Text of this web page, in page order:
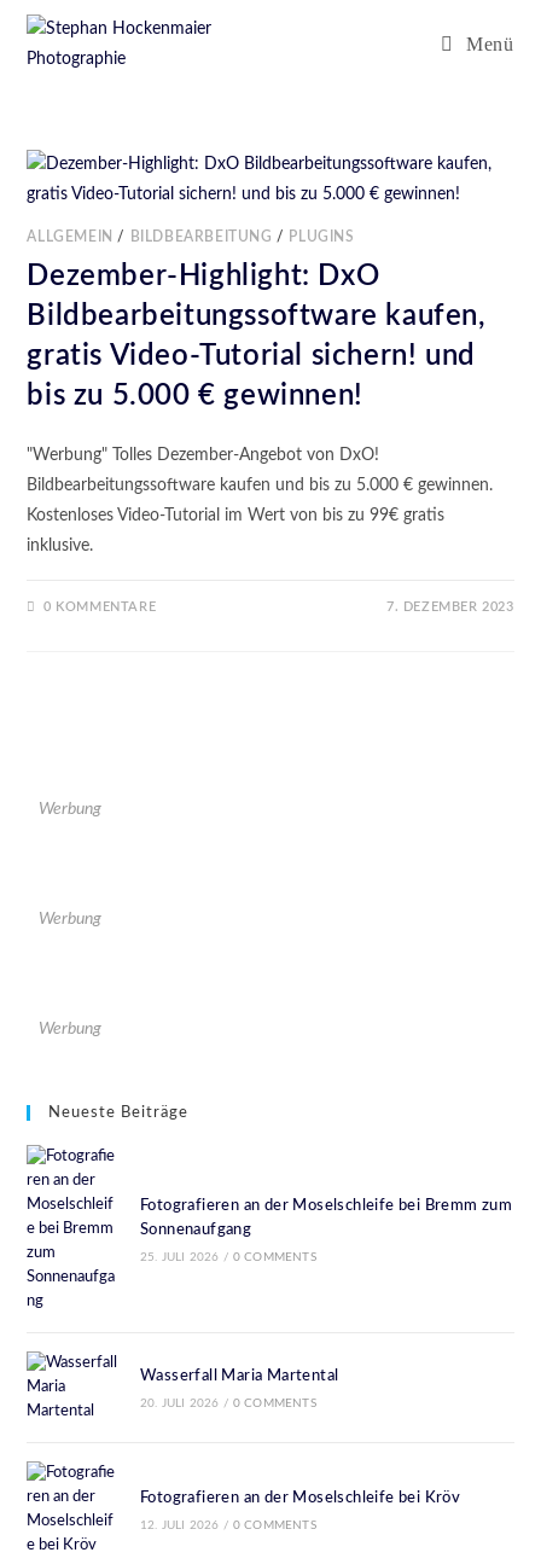
Menü
ALLGEMEIN / BILDBEARBEITUNG / PLUGINS
Dezember-Highlight: DxO
Bildbearbeitungssoftware kaufen,
gratis Video-Tutorial sichern! und
bis zu 5.000 € gewinnen!
"Werbung" Tolles Dezember-Angebot von DxO!
Bildbearbeitungssoftware kaufen und bis zu 5.000 € gewinnen.
Kostenloses Video-Tutorial im Wert von bis zu 99€ gratis
inklusive.
0 KOMMENTARE 7. DEZEMBER 2023
Werbung
Werbung
Werbung
Neueste Beiträge
Fotografieren an der Moselschleife bei Bremm zum
Sonnenaufgang
25. JULI 2026 / 0 COMMENTS
Wasserfall Maria Martental
20. JULI 2026 / 0 COMMENTS
Fotografieren an der Moselschleife bei Kröv
12. JULI 2026 / 0 COMMENTS